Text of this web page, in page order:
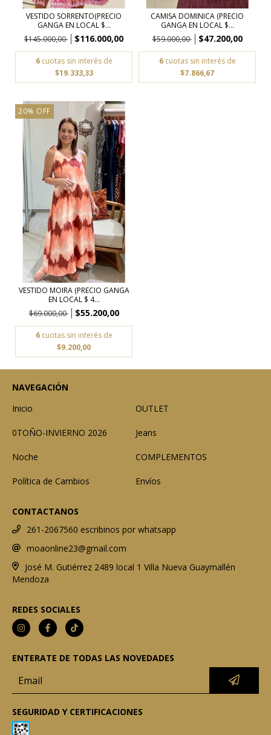
VESTIDO SORRENTO(PRECIO
GANGA EN LOCAL $...
$145.000,00
$116.000,00
6 cuotas sin interés de
$19.333,33
CAMISA DOMINICA (PRECIO
GANGA EN LOCAL $...
$59.000,00
$47.200,00
6 cuotas sin interés de
$7.866,67
20% OFF
VESTIDO MOIRA (PRECIO GANGA
EN LOCAL $ 4...
$69.000,00
$55.200,00
6 cuotas sin interés de
$9.200,00
NAVEGACIÓN
Inicio
OUTLET
0TOÑO-INVIERNO 2026 Jeans
Noche COMPLEMENTOS
Política de Cambios Envíos
CONTACTANOS
261-2067560 escribinos por whatsapp
moaonline23@gmail.com
José M. Gutiérrez 2489 local 1 Villa Nueva Guaymallén
Mendoza
REDES SOCIALES
ENTERATE DE TODAS LAS NOVEDADES
SEGURIDAD Y CERTIFICACIONES